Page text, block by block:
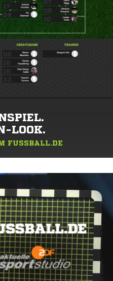
LOOK.
FUSSBALL.DE